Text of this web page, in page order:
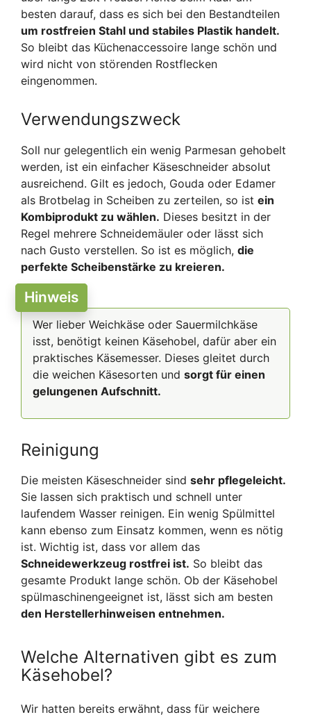
besten darauf, dass es sich bei den Bestandteilen
um rostfreien Stahl und stabiles Plastik handelt.
So bleibt das Küchenaccessoire lange schön und
wird nicht von störenden Rostflecken
eingenommen.
Verwendungszweck
Soll nur gelegentlich ein wenig Parmesan gehobelt
werden, ist ein einfacher Käseschneider absolut
ausreichend. Gilt es jedoch, Gouda oder Edamer
als Brotbelag in Scheiben zu zerteilen, so ist ein
Kombiprodukt zu wählen. Dieses besitzt in der
Regel mehrere Schneidemäuler oder lässt sich
nach Gusto verstellen. So ist es möglich, die
perfekte Scheibenstärke zu kreieren.
Hinweis
Wer lieber Weichkäse oder Sauermilchkäse
isst, benötigt keinen Käsehobel, dafür aber ein
praktisches Käsemesser. Dieses gleitet durch
die weichen Käsesorten und sorgt für einen
gelungenen Aufschnitt.
Reinigung
Die meisten Käseschneider sind sehr pflegeleicht.
Sie lassen sich praktisch und schnell unter
laufendem Wasser reinigen. Ein wenig Spülmittel
kann ebenso zum Einsatz kommen, wenn es nötig
ist. Wichtig ist, dass vor allem das
Schneidewerkzeug rostfrei ist. So bleibt das
gesamte Produkt lange schön. Ob der Käsehobel
spülmaschinengeeignet ist, lässt sich am besten
den Herstellerhinweisen entnehmen.
Welche Alternativen gibt es zum
Käsehobel?
Wir hatten bereits erwähnt, dass für weichere